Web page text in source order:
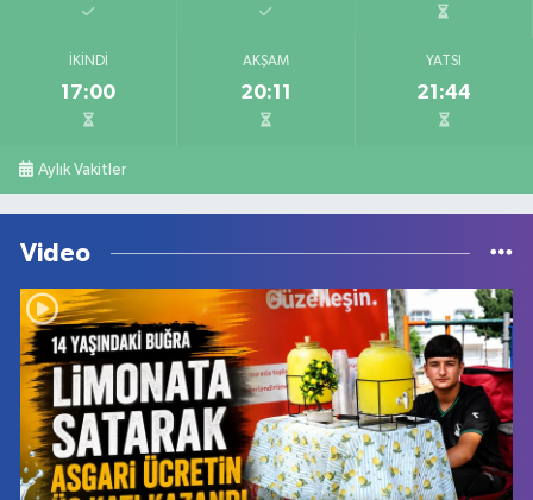
İKINDI
17:00
AKŞAM
20:11
YATSI
21:44
Aylık Vakitler
Video